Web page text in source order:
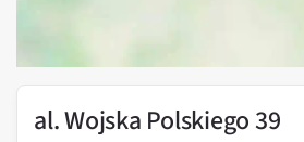
al. Wojska Polskiego 39